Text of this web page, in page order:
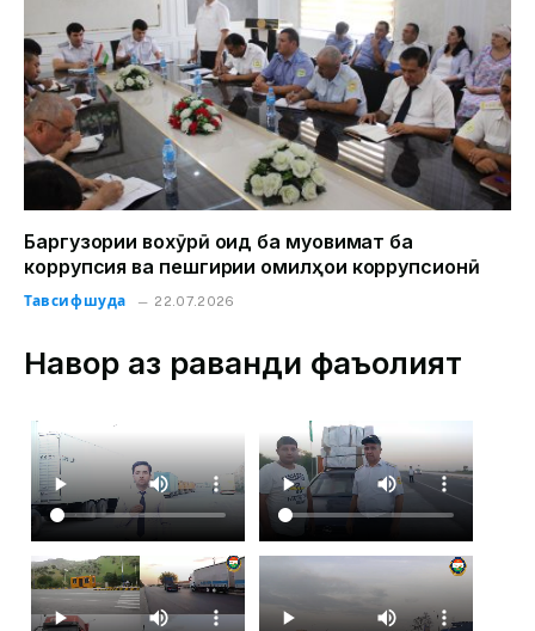
Баргузории вохӯрӣ оид ба муқовимат ба
коррупсия ва пешгирии омилҳои коррупсионӣ
Тавсифшуда 22.07.2026
Навор аз раванди фаъолият